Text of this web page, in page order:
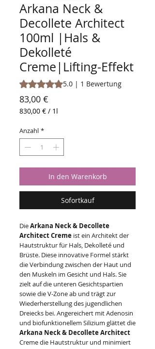
Arkana Neck &
Decollete Architect
100ml |Hals &
Dekolleté
Creme|Lifting-Effekt
Das Rating beträgt 5.0 von fünf
5.0 | 1 Bewertung
83,00 €
830,00 € / 1l
pro
1
Liter
Anzahl *
In den Warenkorb
Sofortkauf
DieArkana Neck & Decollete
Architect Creme ist ein Architekt der
Hautstruktur für Hals, Dekolleté und
Brüste. Diese innovative Formel stärkt
die Verbindung zwischen der Haut und
den Muskeln im Gesicht und Hals. Sie
zielt auf die unteren Gesichtspartien
sowie die V-Zone ab und trägt zur
Wiederherstellung des jugendlichen
Dreiecks bei. Angereichert mit Adenosin
und biofunktionellem Silizium glättet die
Arkana Neck & Decollete Architect
Creme die Hautstruktur und minimiert